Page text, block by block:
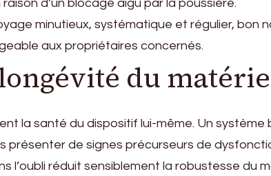
d’un blocage aigu par la poussière.
minutieux, systématique et régulier, bon
aux propriétaires concernés.
du
la santé du dispositif lui-même. Un
présenter de signes précurseurs de
l’oubli réduit sensiblement la robustesse du